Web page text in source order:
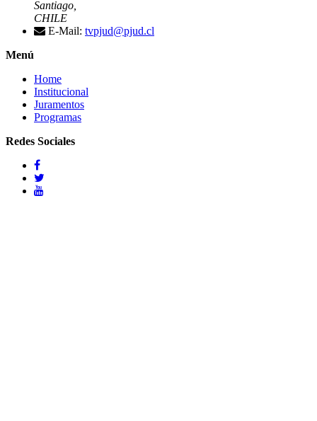
Santiago,
CHILE
E-Mail: tvpjud@pjud.cl
Menú
Home
Institucional
Juramentos
Programas
Redes Sociales